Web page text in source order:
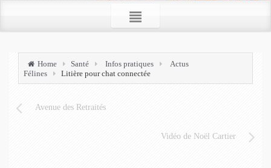
Home Santé Infos pratiques
Actus
Félines
Litière pour chat connectée
Avenue des Retraités
Vidéo de Noël Cartier